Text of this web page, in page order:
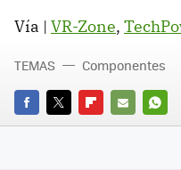
Vía | VR-Zone,
FACEBOOK
TWITTERFLIPBOARD
E-
TEMAS Componentes